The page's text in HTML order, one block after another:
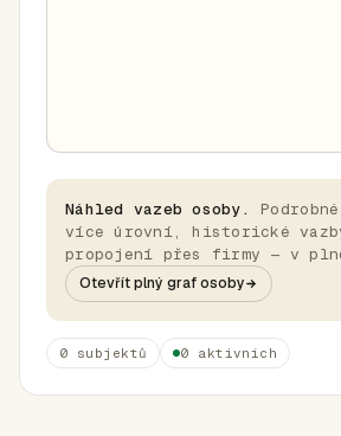
Náhled vazeb osoby.
více úrovní, historické
propojení přes firmy — v
Otevřít plný graf osoby
0 subjektů 0 aktivních